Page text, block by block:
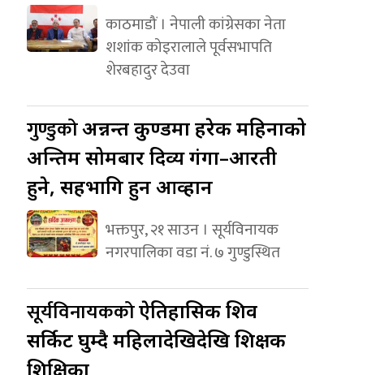
काठमाडौं । नेपाली कांग्रेसका नेता
शशांक कोइरालाले पूर्वसभापति
शेरबहादुर देउवा
गुण्डुकोअन्नन्त कुण्डमा हरेक महिनाको
अन्तिम सोमबार दिव्य गंगा–आरती
हुने, सहभागि हुन आव्हान
भक्तपुर, २१ साउन । सूर्यविनायक
नगरपालिका वडा नं. ७ गुण्डुस्थित
सूर्यविनायककोऐतिहासिक शिव
सर्किट घुम्दै महिलादेखिदेखि शिक्षक
शिक्षिका